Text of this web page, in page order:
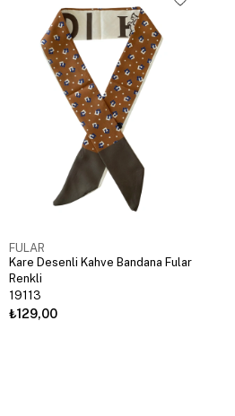
FULAR
Kare Desenli Kahve Bandana Fular
Renkli
19113
₺129,00